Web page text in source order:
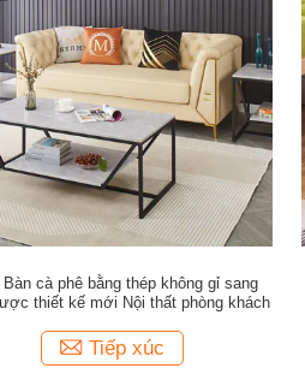
cà phê bằng thép không gỉ sang
thiết kế mới Nội thất phòng khách
Tiếp xúc